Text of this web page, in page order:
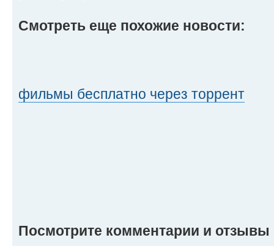
Смотреть еще похожие новости:
фильмы бесплатно через торрент
Посмотрите комментарии и